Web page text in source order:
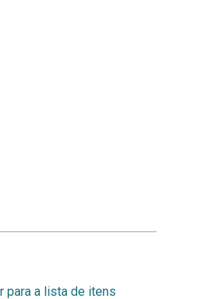
para a lista de itens